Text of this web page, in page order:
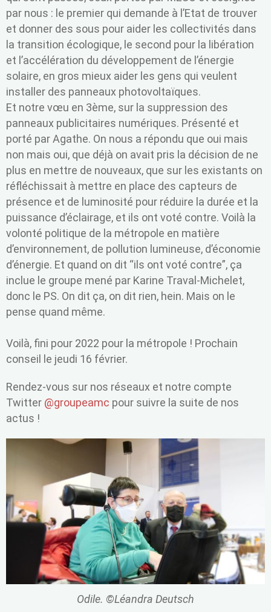
par nous : le premier qui demande à l’Etat de trouver
et donner des sous pour aider les collectivités dans
la transition écologique, le second pour la libération
et l’accélération du développement de l’énergie
solaire, en gros mieux aider les gens qui veulent
installer des panneaux photovoltaïques.
Et notre vœu en 3ème, sur la suppression des
panneaux publicitaires numériques. Présenté et
porté par Agathe. On nous a répondu que oui mais
non mais oui, que déjà on avait pris la décision de ne
plus en mettre de nouveaux, que sur les existants on
réfléchissait à mettre en place des capteurs de
présence et de luminosité pour réduire la durée et la
puissance d’éclairage, et ils ont voté contre. Voilà la
volonté politique de la métropole en matière
d’environnement, de pollution lumineuse, d’économie
d’énergie. Et quand on dit “ils ont voté contre”, ça
inclue le groupe mené par Karine Traval-Michelet,
donc le PS. On dit ça, on dit rien, hein. Mais on le
pense quand même.
Voilà, fini pour 2022 pour la métropole ! Prochain
conseil le jeudi 16 février.
Rendez-vous sur nos réseaux et notre compte
Twitter @groupeamc pour suivre la suite de nos
actus !
Odile. ©Léandra Deutsch